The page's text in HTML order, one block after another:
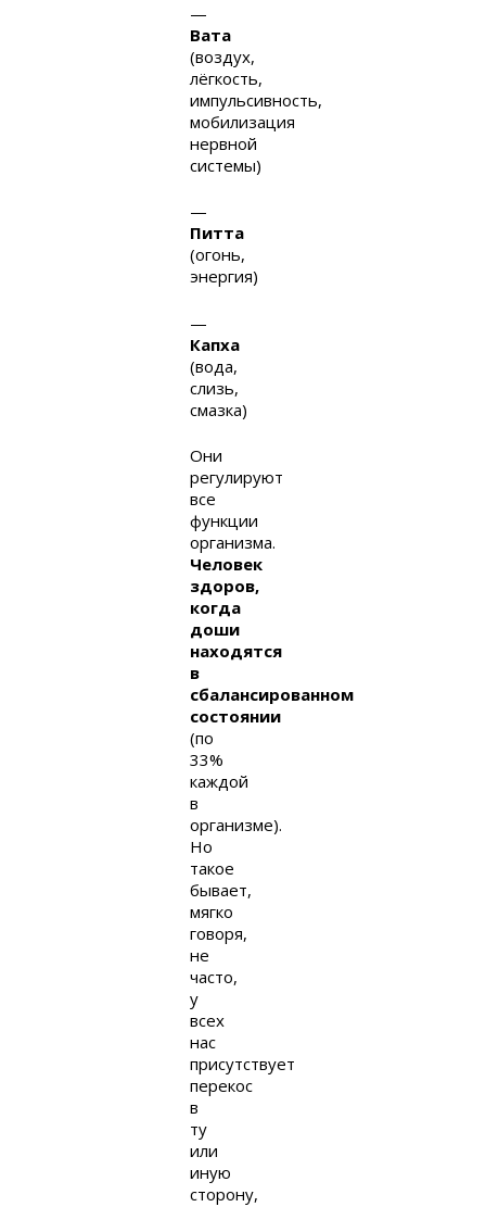
—
Вата
(воздух,
лёгкость,
импульсивность,
мобилизация
нервной
системы)
—
Питта
(огонь,
энергия)
—
Капха
(вода,
слизь,
смазка)
Они
регулируют
все
функции
организма.
Человек
здоров,
когда
доши
находятся
в
сбалансированном
состоянии
(по
33%
каждой
в
организме).
Но
такое
бывает,
мягко
говоря,
не
часто,
у
всех
нас
присутствует
перекос
в
ту
или
иную
сторону,